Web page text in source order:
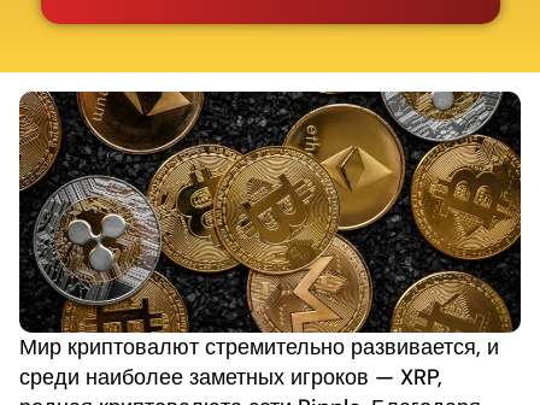
Мир криптовалют стремительно развивается, и
среди наиболее заметных игроков — XRP,